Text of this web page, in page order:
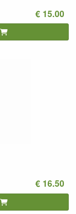
€ 15.00
€ 16.50